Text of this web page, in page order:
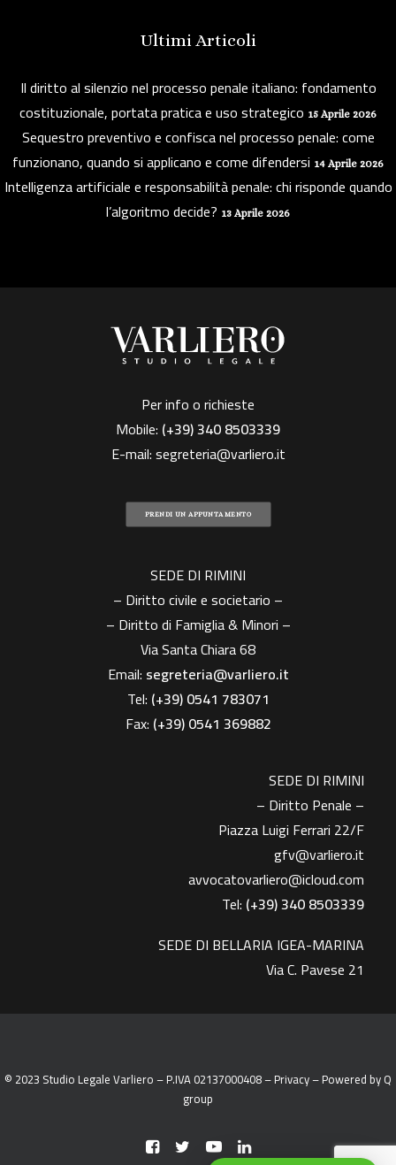
Ultimi Articoli
Il diritto al silenzio nel processo penale italiano: fondamento
costituzionale, portata pratica e uso strategico 15 Aprile 2026
Sequestro preventivo e confisca nel processo penale: come
funzionano, quando si applicano e come difendersi 14 Aprile 2026
Intelligenza artificiale e responsabilità penale: chi risponde quando
l’algoritmo decide? 13 Aprile 2026
Per info o richieste
Mobile: (+39)340 8503339
E-mail:segreteria@varliero.it
PRENDI UN APPUNTAMENTO
SEDE DI RIMINI
– Diritto civile e societario –
– Diritto di Famiglia & Minori –
Via Santa Chiara 68
Email: segreteria@varliero.it
Tel: (+39) 0541 783071
Fax: (+39)0541 369882
SEDE DI RIMINI
– Diritto Penale –
Piazza Luigi Ferrari 22/F
gfv@varliero.it
avvocatovarliero@icloud.com
Tel: (+39) 340 8503339
SEDE DI BELLARIA IGEA-MARINA
Via C. Pavese 21
© 2023 Studio Legale Varliero – P.IVA 02137000408 –Privacy– Powered byQ
group